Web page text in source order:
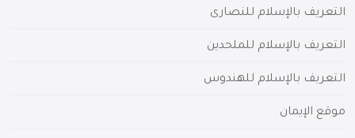
التعريف بالإسلام للنصارى
التعريف بالإسلام للملحدين
التعريف بالإسلام للهندوس
موقع الإيمان